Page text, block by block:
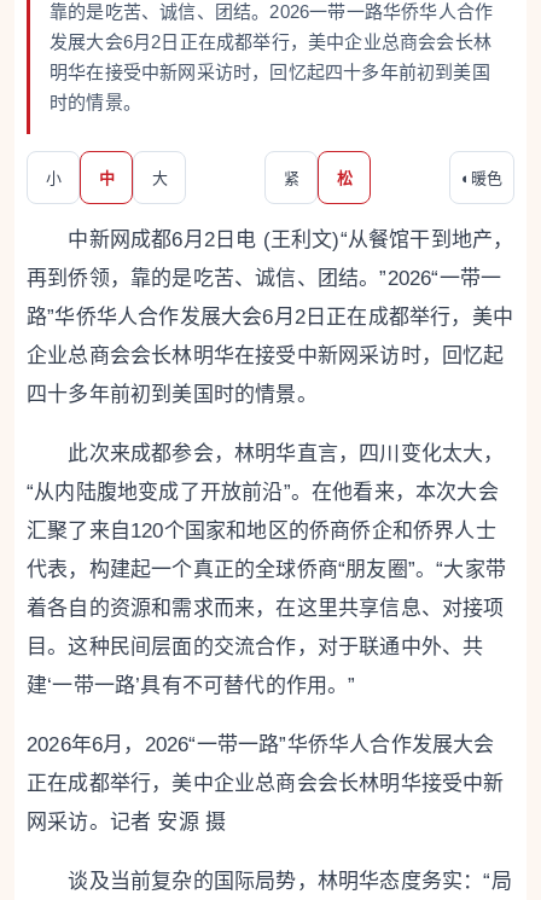
靠的是吃苦、诚信、团结。2026一带一路华侨华人合作
发展大会6月2日正在成都举行，美中企业总商会会长林
明华在接受中新网采访时，回忆起四十多年前初到美国
时的情景。
小 中 大 紧 松 ◐ 暖色
中新网成都6月2日电 (王利文)“从餐馆干到地产，
再到侨领，靠的是吃苦、诚信、团结。”2026“一带一
路”华侨华人合作发展大会6月2日正在成都举行，美中
企业总商会会长林明华在接受中新网采访时，回忆起
四十多年前初到美国时的情景。
此次来成都参会，林明华直言，四川变化太大，
“从内陆腹地变成了开放前沿”。在他看来，本次大会
汇聚了来自120个国家和地区的侨商侨企和侨界人士
代表，构建起一个真正的全球侨商“朋友圈”。“大家带
着各自的资源和需求而来，在这里共享信息、对接项
目。这种民间层面的交流合作，对于联通中外、共
建‘一带一路’具有不可替代的作用。”
2026年6月，2026“一带一路”华侨华人合作发展大会
正在成都举行，美中企业总商会会长林明华接受中新
网采访。记者 安源 摄
谈及当前复杂的国际局势，林明华态度务实：“局